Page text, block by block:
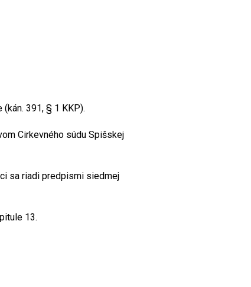
391, § 1 KKP).
Cirkevného súdu Spišskej
sa riadi predpismi siedmej
13.